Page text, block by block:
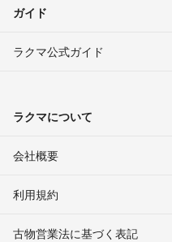
ガイド
ラクマ公式ガイド
ラクマについて
会社概要
利用規約
古物営業法に基づく表記